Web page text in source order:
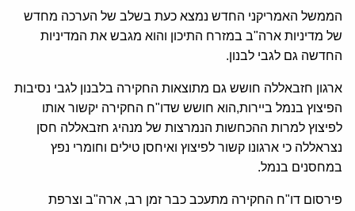
הממשל האמריקני החדש נמצא כעת בשלב של הערכה מחדש
של מדיניות ארה"ב במזרח התיכון והוא מגבש את המדיניות
החדשה גם לגבי לבנון.
ארגון חזבאללה חושש גם מתוצאות החקירה בלבנון לגבי נסיבות
הפיצוץ בנמל ביירות,הוא חושש שדו"ח החקירה יקשור אותו
לפיצוץ למרות ההכחשות הנמרצות של מנהיג חזבאללה חסן
נצראללה כי ארגונו קשור לפיצוץ ואיחסן טילים וחומרי נפץ
במחסנים בנמל.
פירסום דו"ח החקירה מתעכב כבר זמן רב, ארה"ב וצרפת